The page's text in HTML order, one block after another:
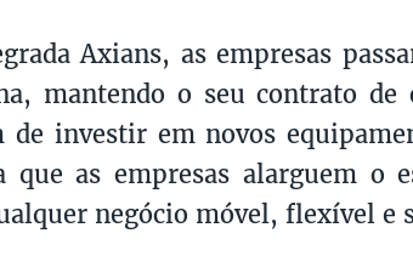
Axians, as empresas
mantendo o seu contrato de
de investir em novos
que as empresas alarguem o
negócio móvel, flexível e